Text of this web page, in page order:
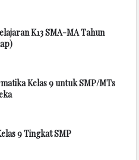
K13 SMA-MA Tahun
Kelas 9 untuk SMP/MTs
9 Tingkat SMP